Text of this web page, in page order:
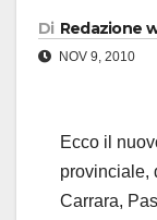
Di Redazione
NOV 9, 2010
Ecco il
provinciale,
Carrara,